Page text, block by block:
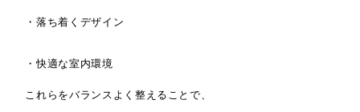
・落ち着くデザイン
・快適な室内環境
これらをバランスよく整えることで、